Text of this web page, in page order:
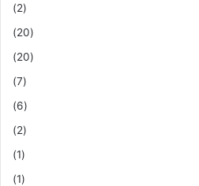
(2)
(20)
(20)
(7)
(6)
(2)
(1)
(1)